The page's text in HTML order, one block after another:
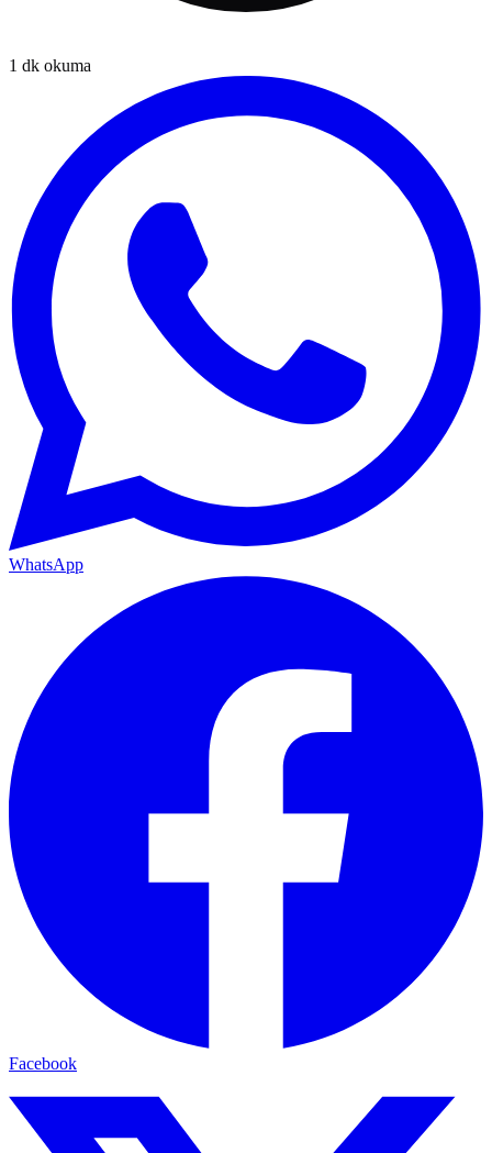
1 dk okuma
WhatsApp
Facebook